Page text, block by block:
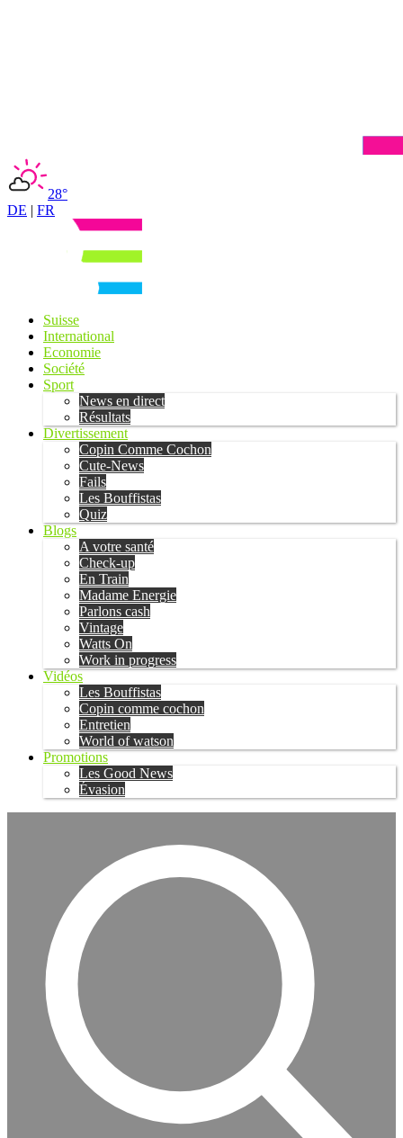
28°
DE | FR
Suisse
International
Economie
Société
Sport
News en direct
Résultats
Divertissement
Copin Comme Cochon
Cute-News
Fails
Les Bouffistas
Quiz
Blogs
A votre santé
Check-up
En Train
Madame Energie
Parlons cash
Vintage
Watts On
Work in progress
Vidéos
Les Bouffistas
Copin comme cochon
Entretien
World of watson
Promotions
Les Good News
Évasion